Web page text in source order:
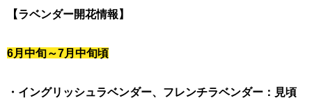
【ラベンダー開花情報】
6月中旬～7月中旬頃
・イングリッシュラベンダー、フレンチラベンダー：見頃